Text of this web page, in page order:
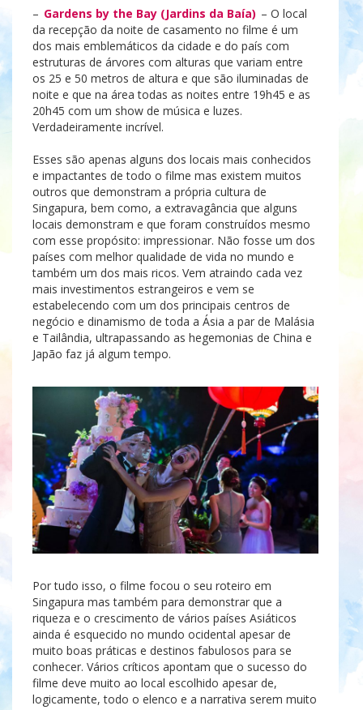
– Gardens by the Bay (Jardins da Baía) – O local
da recepção da noite de casamento no filme é um
dos mais emblemáticos da cidade e do país com
estruturas de árvores com alturas que variam entre
os 25 e 50 metros de altura e que são iluminadas de
noite e que na área todas as noites entre 19h45 e as
20h45 com um show de música e luzes.
Verdadeiramente incrível.
Esses são apenas alguns dos locais mais conhecidos
e impactantes de todo o filme mas existem muitos
outros que demonstram a própria cultura de
Singapura, bem como, a extravagância que alguns
locais demonstram e que foram construídos mesmo
com esse propósito: impressionar. Não fosse um dos
países com melhor qualidade de vida no mundo e
também um dos mais ricos. Vem atraindo cada vez
mais investimentos estrangeiros e vem se
estabelecendo com um dos principais centros de
negócio e dinamismo de toda a Ásia a par de Malásia
e Tailândia, ultrapassando as hegemonias de China e
Japão faz já algum tempo.
Por tudo isso, o filme focou o seu roteiro em
Singapura mas também para demonstrar que a
riqueza e o crescimento de vários países Asiáticos
ainda é esquecido no mundo ocidental apesar de
muito boas práticas e destinos fabulosos para se
conhecer. Vários críticos apontam que o sucesso do
filme deve muito ao local escolhido apesar de,
logicamente, todo o elenco e a narrativa serem muito